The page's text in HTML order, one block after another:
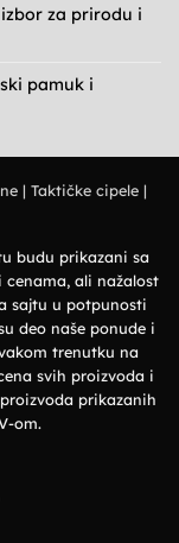
za prirodu i
pamuk i
| Taktičke cipele|
budu prikazani sa
ali nažalost
sajtu u potpunosti
deo naše ponude i
trenutku na
svih proizvoda i
prikazanih
om.